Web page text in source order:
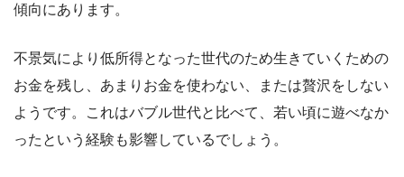
傾向にあります。
不景気により低所得となった世代のため生きていくための
お金を残し、あまりお金を使わない、または贅沢をしない
ようです。これはバブル世代と比べて、若い頃に遊べなか
ったという経験も影響しているでしょう。